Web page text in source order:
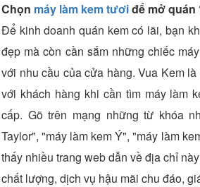
Chọn máy làm kem tươiđể mở quán
Để kinh doanh quán kem có lãi, bạn
đẹp mà còn cần sắm những chiếc
với nhu cầu của cửa hàng. Vua Kem
với khách hàng khi cần tìm máy làm
cấp. Gõ trên mạng những từ khóa
Taylor", "máy làm kem Ý", "máy làm
thấy nhiều trang web dẫn về địa chỉ
chất lượng, dịch vụ hậu mãi chu đáo,